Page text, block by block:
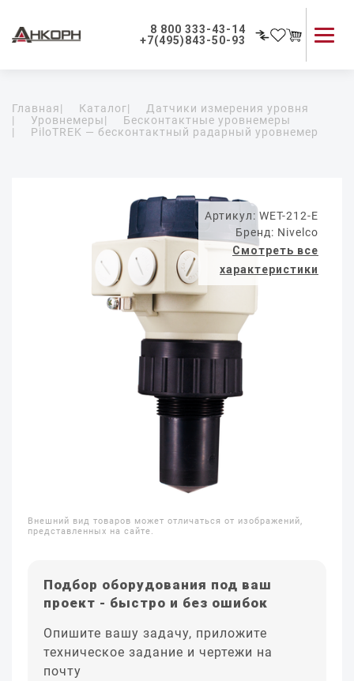
8 800 333-43-14
+7(495)843-50-93
Применение приборов
Как мы работаем
Главная| Каталог|
Датчики измерения уровня
|
Уровнемеры|
Бесконтактные уровнемеры
|
PiloTREK — бесконтактный радарный уровнемер
Артикул: WET-212-E
Бренд: Nivelco
Смотреть все
характеристики
Внешний вид товаров может отличаться от изображений,
представленных на сайте.
Подбор оборудования под ваш
проект - быстро и без ошибок
Опишите вашу задачу, приложите
техническое задание и чертежи на
почту